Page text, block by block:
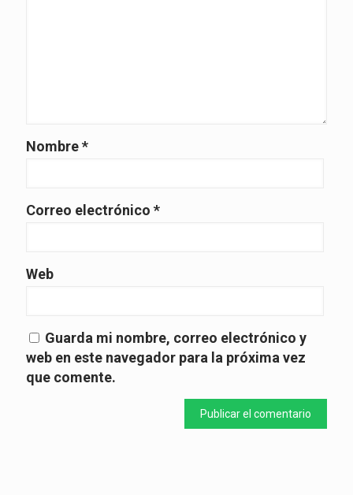
Nombre*
Correo electrónico *
Web
Guarda mi nombre, correo electrónico y
web en este navegador para la próxima vez
que comente.